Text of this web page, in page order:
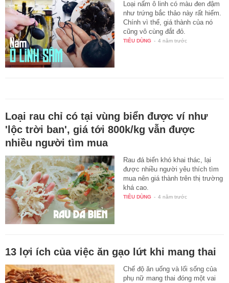
Loại nấm ô linh có màu đen đậm
như trứng bắc thảo này rất hiếm.
Chính vì thế, giá thành của nó
cũng vô cùng đắt đỏ.
TIÊU DÙNG - 4 năm trước
Loại rau chỉ có tại vùng biển được ví như
'lộc trời ban', giá tới 800k/kg vẫn được
nhiều người tìm mua
Rau đá biển khó khai thác, lại
được nhiều người yêu thích tìm
mua nên giá thành trên thị trường
khá cao.
TIÊU DÙNG - 4 năm trước
13 lợi ích của việc ăn gạo lứt khi mang thai
Chế độ ăn uống và lối sống của
phụ nữ mang thai đóng một vai